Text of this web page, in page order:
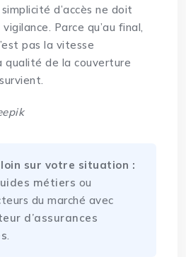
d’accès ne doit
Parce qu’au final,
pas la vitesse
qualité de la couverture
sur votre situation :
métiers ou
du marché avec
d’assurances
.